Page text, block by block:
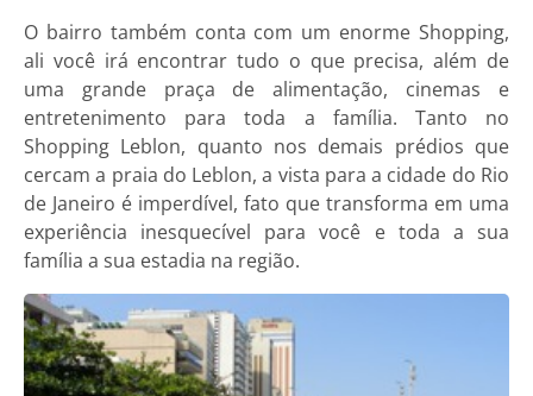
O bairro também conta com um enorme Shopping,
ali você irá encontrar tudo o que precisa, além de
uma grande praça de alimentação, cinemas e
entretenimento para toda a família. Tanto no
Shopping Leblon, quanto nos demais prédios que
cercam a praia do Leblon, a vista para a cidade do Rio
de Janeiro é imperdível, fato que transforma em uma
experiência inesquecível para você e toda a sua
família a sua estadia na região.